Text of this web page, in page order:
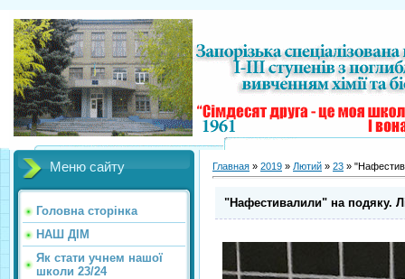
Меню сайту
Головна сторінка
НАШ ДІМ
Як стати учнем нашої
школи 23/24
Главная » 2019 » Лютий » 23 »
"Нафестивалили" на подяку.